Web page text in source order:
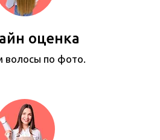
оценка
волосы по фото.